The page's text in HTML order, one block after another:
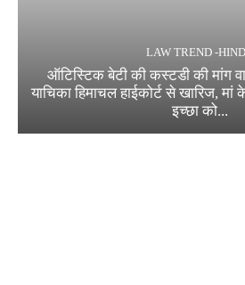
LAW TREND -
ऑटिस्टिक बेटी की कस्टडी की मांग
याचिका हिमाचल हाईकोर्ट से खारिज,
इच्छा को...